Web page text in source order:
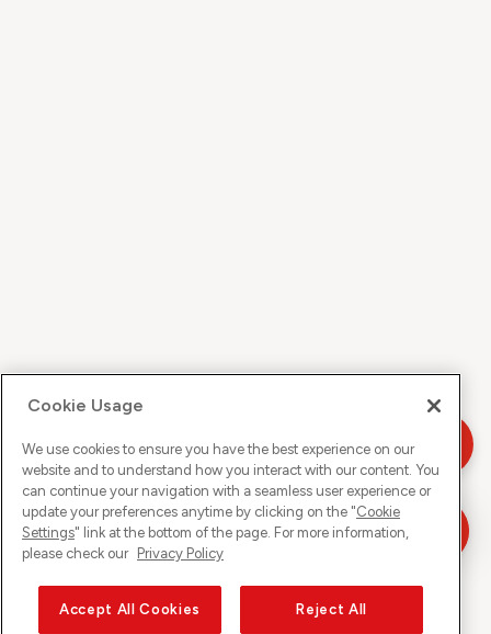
Cookie Usage
We use cookies to ensure you have the best experience on our
website and to understand how you interact with our content. You
can continue your navigation with a seamless user experience or
update your preferences anytime by clicking on the "Cookie
Settings" link at the bottom of the page. For more information,
please check our Privacy Policy
Accept All Cookies Reject All